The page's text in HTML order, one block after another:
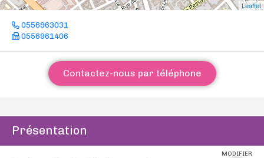
Leaflet
0556963031
0556961406
Contactez-nous par téléphone
Présentation
MODIFIER